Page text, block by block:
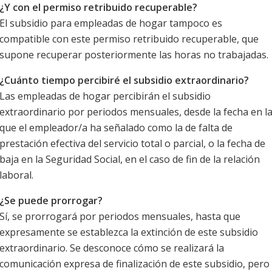
¿Y con el permiso retribuido recuperable?
El subsidio para empleadas de hogar tampoco es
compatible con este permiso retribuido recuperable, que
supone recuperar posteriormente las horas no trabajadas.
¿Cuánto tiempo percibiré el subsidio extraordinario?
Las empleadas de hogar percibirán el subsidio
extraordinario por periodos mensuales, desde la fecha en la
que el empleador/a ha señalado como la de falta de
prestación efectiva del servicio total o parcial, o la fecha de
baja en la Seguridad Social, en el caso de fin de la relación
laboral.
¿Se puede prorrogar?
Sí, se prorrogará por periodos mensuales, hasta que
expresamente se establezca la extinción de este subsidio
extraordinario. Se desconoce cómo se realizará la
comunicación expresa de finalización de este subsidio, pero